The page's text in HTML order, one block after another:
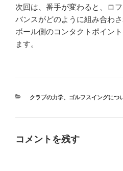
次回は、番手が変わると、ロ
バンスがどのように組み合わ
ボール側のコンタクトポイン
ます。
カ
クラブの力学、 ゴルフスイングにつ
コメントを残す